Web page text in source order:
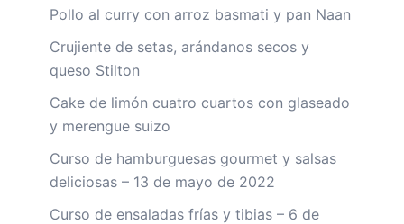
Pollo al curry con arroz basmati y pan Naan
Crujiente de setas, arándanos secos y
queso Stilton
Cake de limón cuatro cuartos con glaseado
y merengue suizo
Curso de hamburguesas gourmet y salsas
deliciosas – 13 de mayo de 2022
Curso de ensaladas frías y tibias – 6 de